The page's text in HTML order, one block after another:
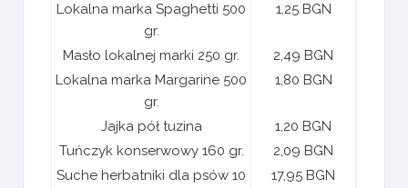
Lokalna marka Spaghetti 500
gr.
1,25 BGN
Masło lokalnej marki 250 gr.
2,49 BGN
Lokalna marka Margarine 500
gr.
1,80 BGN
Jajka pół tuzina
1,20 BGN
Tuńczyk konserwowy 160 gr.
2,09 BGN
Suche herbatniki dla psów 10
17,95 BGN